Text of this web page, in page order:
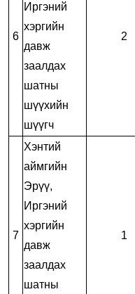
6
Иргэний
хэргийн
давж
заалдах
шатны
шүүхийн
шүүгч
2
7
Хэнтий
аймгийн
Эрүү,
Иргэний
хэргийн
давж
заалдах
шатны
1